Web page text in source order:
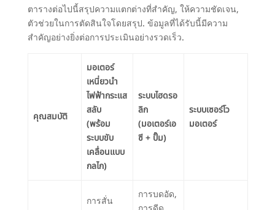
ตารางต่อไปนี้สรุปความแตกต่างที่สำคัญ, ให้ความชัดเจน,
ตัวช่วยในการตัดสินใจโดยสรุป. ข้อมูลที่ได้รับนี้มีความ
สำคัญอย่างยิ่งต่อการประเมินอย่างรวดเร็ว.
คุณสมบัติ
มอเตอร์
เหนี่ยวนำ
ไฟฟ้ากระแส
สลับ
(พร้อม
ระบบขับ
เคลื่อนแบบ
กลไก)
ระบบไฮดรอ
ลิก
(มอเตอร์เอ
ซี + ปั๊ม)
ระบบเซอร์โว
มอเตอร์
การสั่น
การบดอัด,